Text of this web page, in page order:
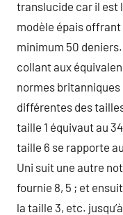
translucide car il est
modèle épais
minimum 50 deniers.
collant aux
normes
différentes des
taille 1 équivaut au
taille 6 se rapporte
Uni suit une autre
fournie 8, 5 ; et
la taille 3, etc.